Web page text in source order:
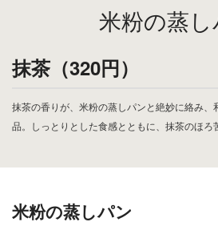
米粉の蒸し
抹茶（320円）
抹茶の香りが、米粉の蒸しパンと絶妙に絡み
品。しっとりとした食感とともに、抹茶のほろ
米粉の蒸しパン